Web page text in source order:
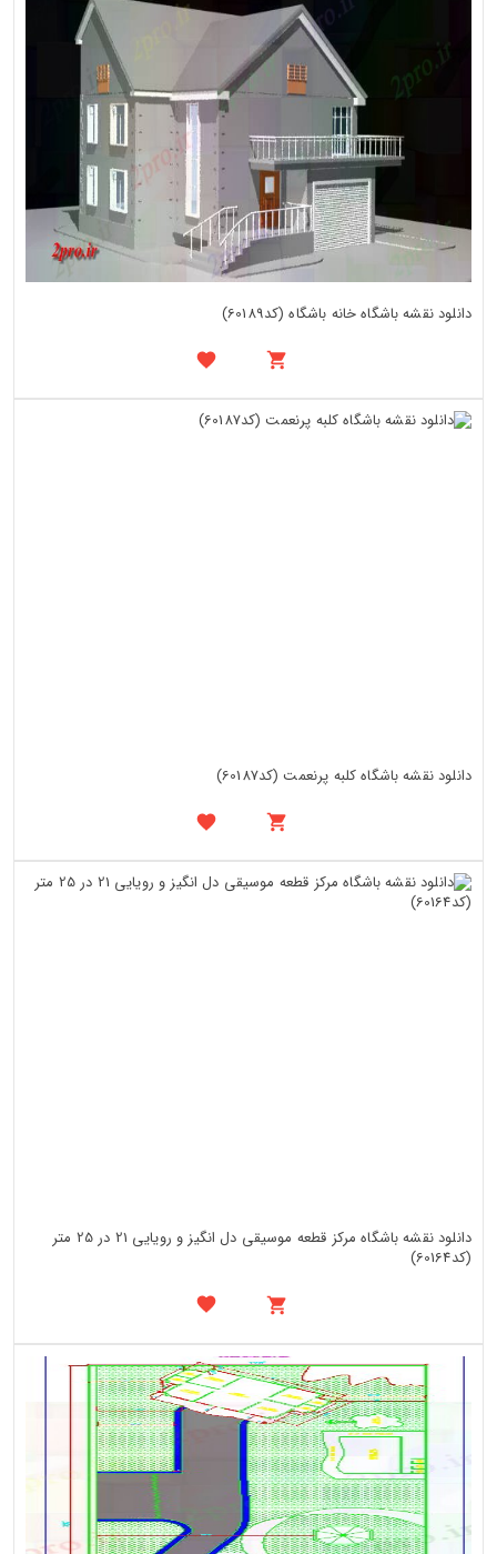
دانلود نقشه باشگاه خانه باشگاه (کد60189)
دانلود نقشه باشگاه کلبه پرنعمت (کد60187)
دانلود نقشه باشگاه مرکز قطعه موسیقی دل انگیز و رویایی 21 در 25 متر
(کد60164)